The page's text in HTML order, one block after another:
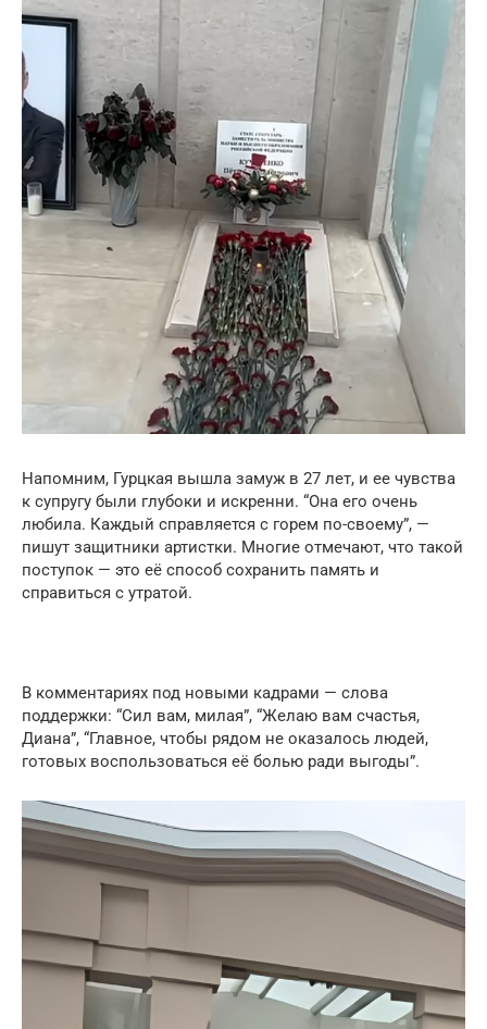
Напомним, Гурцкая вышла замуж в 27 лет, и ее чувства
к супругу были глубоки и искренни. “Она его очень
любила. Каждый справляется с горем по-своему”, —
пишут защитники артистки. Многие отмечают, что такой
поступок — это её способ сохранить память и
справиться с утратой.
В комментариях под новыми кадрами — слова
поддержки: “Сил вам, милая”, “Желаю вам счастья,
Диана”, “Главное, чтобы рядом не оказалось людей,
готовых воспользоваться её болью ради выгоды”.